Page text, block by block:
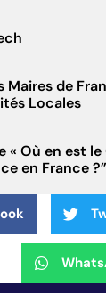
Maires de
Locales
« Où en est
en France ?”